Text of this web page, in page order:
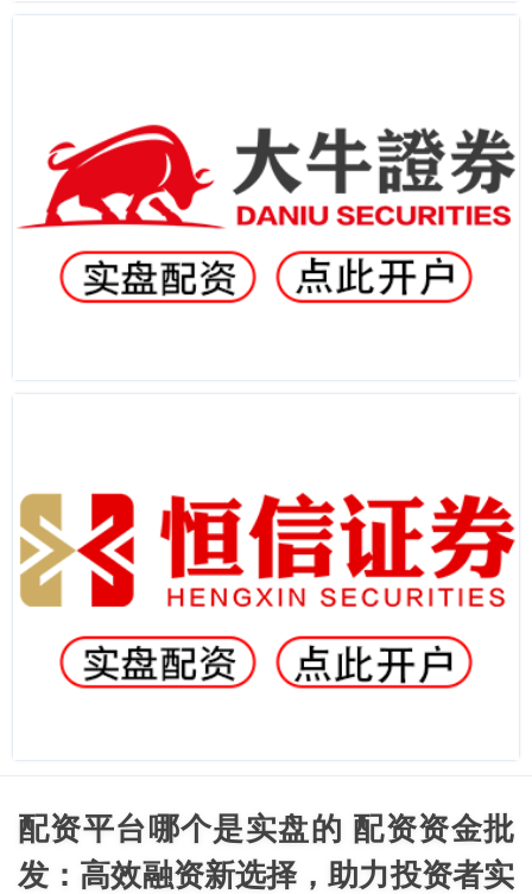
配资平台哪个是实盘的 配资资金批
发：高效融资新选择，助力投资者实